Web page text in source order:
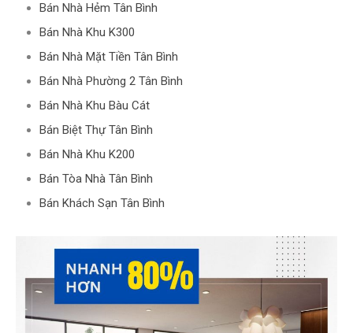
Bán Nhà Hẻm Tân Bình
Bán Nhà Khu K300
Bán Nhà Mặt Tiền Tân Bình
Bán Nhà Phường 2 Tân Bình
Bán Nhà Khu Bàu Cát
Bán Biệt Thự Tân Bình
Bán Nhà Khu K200
Bán Tòa Nhà Tân Bình
Bán Khách Sạn Tân Bình